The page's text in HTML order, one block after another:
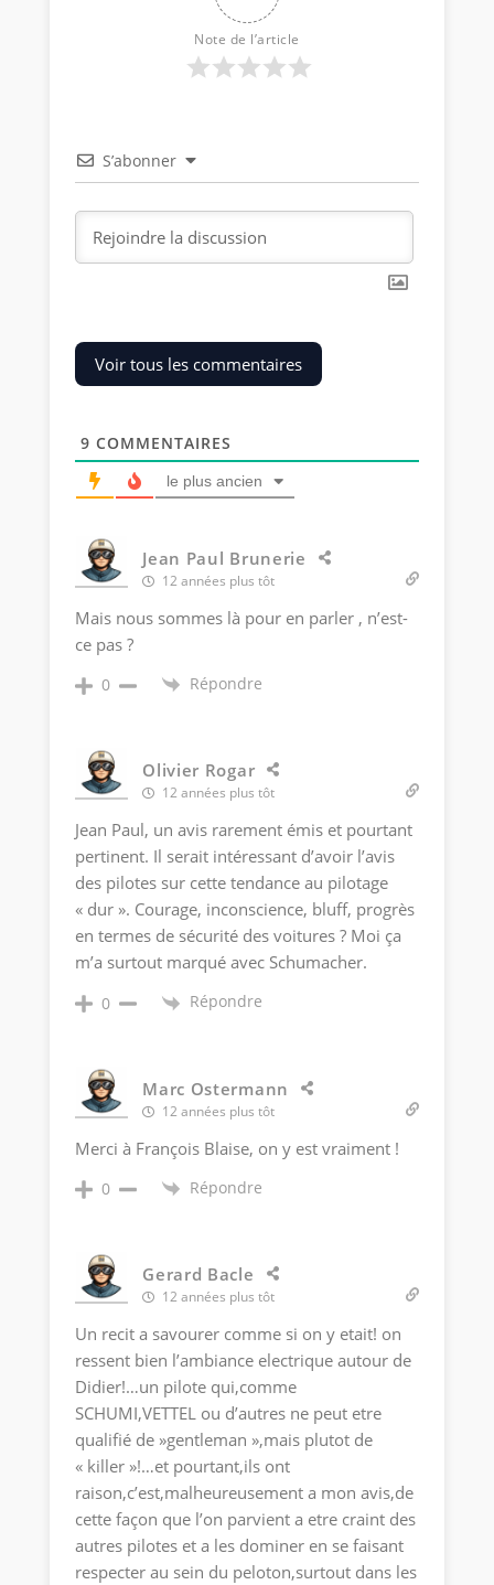
Note de l’article
S’abonner
Voir tous les commentaires
9 COMMENTAIRES
le plus ancien
Jean Paul Brunerie
12 années plus tôt
Mais nous sommes là pour en parler , n’est-
ce pas ?
0 Répondre
Olivier Rogar
12 années plus tôt
Jean Paul, un avis rarement émis et pourtant
pertinent. Il serait intéressant d’avoir l’avis
des pilotes sur cette tendance au pilotage
« dur ». Courage, inconscience, bluff, progrès
en termes de sécurité des voitures ? Moi ça
m’a surtout marqué avec Schumacher.
0 Répondre
Marc Ostermann
12 années plus tôt
Merci à François Blaise, on y est vraiment !
0 Répondre
Gerard Bacle
12 années plus tôt
Un recit a savourer comme si on y etait! on
ressent bien l’ambiance electrique autour de
Didier!…un pilote qui,comme
SCHUMI,VETTEL ou d’autres ne peut etre
qualifié de »gentleman »,mais plutot de
« killer »!…et pourtant,ils ont
raison,c’est,malheureusement a mon avis,de
cette façon que l’on parvient a etre craint des
autres pilotes et a les dominer en se faisant
respecter au sein du peloton,surtout dans les